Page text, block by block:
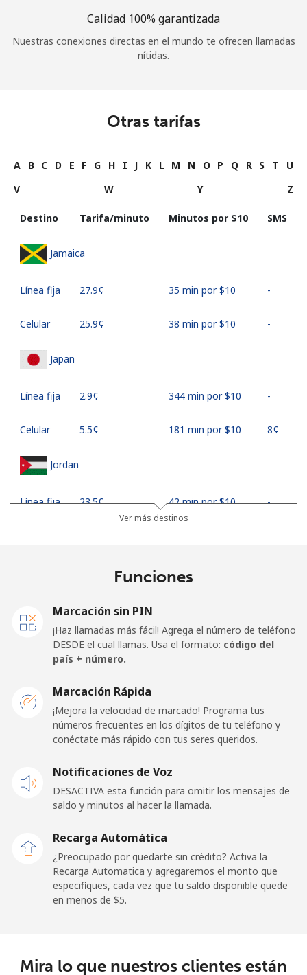
Calidad 100% garantizada
Nuestras conexiones directas en el mundo te ofrecen llamadas
nítidas.
Otras tarifas
A B C D E F G H I J K L M N O P Q R S T
U
V
W Y Z
Destino Tarifa/minuto Minutos por ⁦$10⁩ SMS
Jamaica
Línea fija ⁦27.9¢⁩ 35 min por ⁦$10⁩ -
Celular ⁦25.9¢⁩ 38 min por ⁦$10⁩ -
Japan
Línea fija ⁦2.9¢⁩ 344 min por ⁦$10⁩ -
Celular ⁦5.5¢⁩ 181 min por ⁦$10⁩ ⁦8¢⁩
Jordan
Línea fija ⁦23.5¢⁩ 42 min por ⁦$10⁩ -
Ver más destinos
Funciones
Marcación sin PIN
¡Haz llamadas más fácil! Agrega el número de teléfono
DESDE el cual llamas. Usa el formato: código del
país + número.
Marcación Rápida
¡Mejora la velocidad de marcado! Programa tus
números frecuentes en los dígitos de tu teléfono y
conéctate más rápido con tus seres queridos.
Notificaciones de Voz
DESACTIVA esta función para omitir los mensajes de
saldo y minutos al hacer la llamada.
Recarga Automática
¿Preocupado por quedarte sin crédito? Activa la
Recarga Automatica y agregaremos el monto que
especifiques, cada vez que tu saldo disponible quede
en menos de ⁦$5⁩.
Mira lo que nuestros clientes están